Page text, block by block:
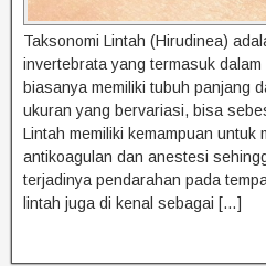
Taksonomi Lintah (Hirudinea)
invertebrata yang termasuk dalam
biasanya memiliki tubuh panjang
ukuran yang bervariasi, bisa
Lintah memiliki kemampuan untuk
antikoagulan dan anestesi
terjadinya pendarahan pada
lintah juga di kenal sebagai […]